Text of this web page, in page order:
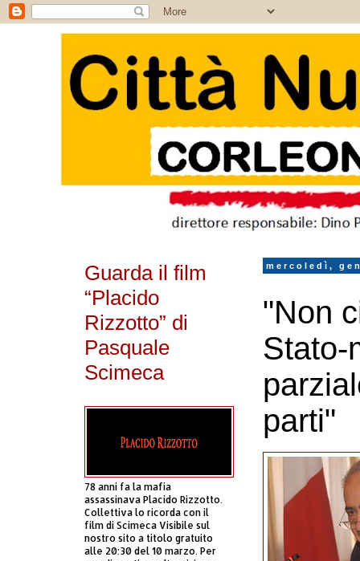
mercoledì,
"Non
Stato-
parti"
Guarda il film
“Placido
Rizzotto” di
Pasquale
Scimeca
78 anni fa la mafia
assassinava Placido Rizzotto.
Collettiva lo ricorda con il
film di Scimeca Visibile sul
nostro sito a titolo gratuito
alle 20:30 del 10 marzo. Per